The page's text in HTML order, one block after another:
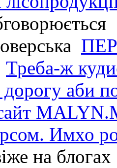
Треба-ж
аби
Имхо
на блогах